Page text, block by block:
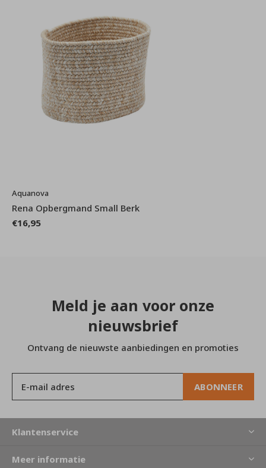
Aquanova
Rena Opbergmand Small Berk
€16,95
Meld je aan voor onze
nieuwsbrief
Ontvang de nieuwste aanbiedingen en promoties
ABONNEER
Klantenservice
Meer informatie